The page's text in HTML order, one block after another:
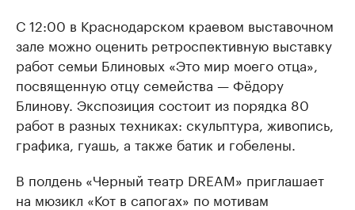
С 12:00 в Краснодарском краевом выставочном
зале можно оценить ретроспективную выставку
работ семьи Блиновых «Это мир моего отца»,
посвященную отцу семейства — Фёдору
Блинову. Экспозиция состоит из порядка 80
работ в разных техниках: скульптура, живопись,
графика, гуашь, а также батик и гобелены.
В полдень «Черный театр DREAM» приглашает
на мюзикл «Кот в сапогах» по мотивам